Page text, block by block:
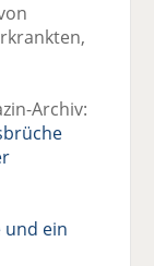
Archiv:
und ein